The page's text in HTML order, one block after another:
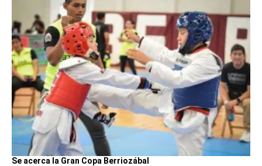
Se acerca la Gran Copa Berriozábal